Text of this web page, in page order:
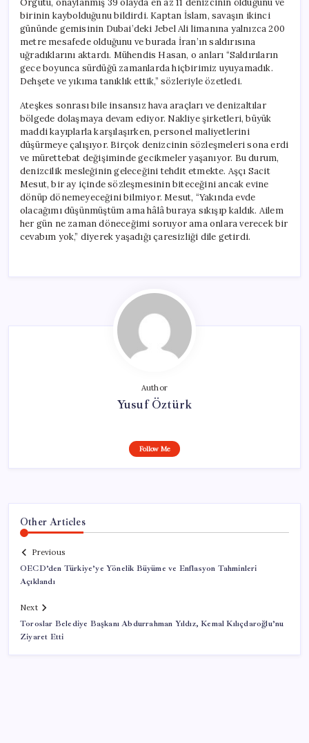
birinin kaybolduğunu bildirdi. Kaptan İslam, savaşın ikinci
gününde gemisinin Dubai’deki Jebel Ali limanına yalnızca 200
metre mesafede olduğunu ve burada İran’ın saldırısına
uğradıklarını aktardı. Mühendis Hasan, o anları “Saldırıların
gece boyunca sürdüğü zamanlarda hiçbirimiz uyuyamadık.
Dehşete ve yıkıma tanıklık ettik,” sözleriyle özetledi.
Ateşkes sonrası bile insansız hava araçları ve denizaltılar
bölgede dolaşmaya devam ediyor. Nakliye şirketleri, büyük
maddi kayıplarla karşılaşırken, personel maliyetlerini
düşürmeye çalışıyor. Birçok denizcinin sözleşmeleri sona erdi
ve mürettebat değişiminde gecikmeler yaşanıyor. Bu durum,
denizcilik mesleğinin geleceğini tehdit etmekte. Aşçı Sacit
Mesut, bir ay içinde sözleşmesinin biteceğini ancak evine
dönüp dönemeyeceğini bilmiyor. Mesut, “Yakında evde
olacağımı düşünmüştüm ama hâlâ buraya sıkışıp kaldık. Ailem
her gün ne zaman döneceğimi soruyor ama onlara verecek bir
cevabım yok,” diyerek yaşadığı çaresizliği dile getirdi.
Author
Yusuf Öztürk
Follow Me
Other Articles
Previous
OECD’den Türkiye’ye Yönelik Büyüme ve Enflasyon Tahminleri
Açıklandı
Next
Toroslar Belediye Başkanı Abdurrahman Yıldız, Kemal Kılıçdaroğlu’nu
Ziyaret Etti